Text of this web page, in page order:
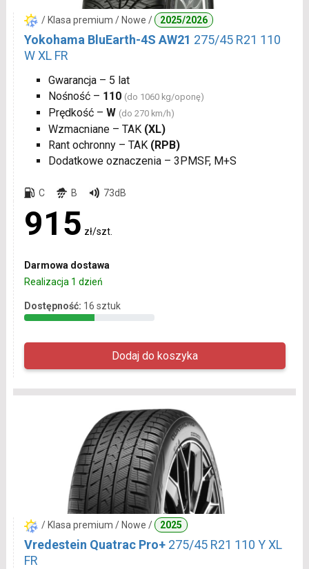
/ Klasa premium / Nowe / 2025/2026
Yokohama BluEarth-4S AW21 275/45 R21 110
W XL FR
Gwarancja – 5 lat
Nośność – 110 (do 1060 kg/oponę)
Prędkość – W (do 270 km/h)
Wzmacniane – TAK (XL)
Rant ochronny – TAK (RPB)
Dodatkowe oznaczenia – 3PMSF, M+S
C B 73dB
915 zł/szt.
Darmowa dostawa
Realizacja 1 dzień
Dostępność: 16 sztuk
/ Klasa premium / Nowe / 2025
Vredestein Quatrac Pro+ 275/45 R21 110 Y XL
FR